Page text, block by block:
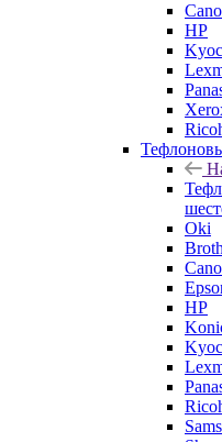
HP
Oki
HP